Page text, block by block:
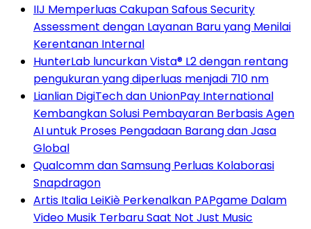
IIJ Memperluas Cakupan Safous Security
Assessment dengan Layanan Baru yang Menilai
Kerentanan Internal
HunterLab luncurkan Vista® L2 dengan rentang
pengukuran yang diperluas menjadi 710 nm
Lianlian DigiTech dan UnionPay International
Kembangkan Solusi Pembayaran Berbasis Agen
AI untuk Proses Pengadaan Barang dan Jasa
Global
Qualcomm dan Samsung Perluas Kolaborasi
Snapdragon
Artis Italia LeiKiè Perkenalkan PAPgame Dalam
Video Musik Terbaru Saat Not Just Music